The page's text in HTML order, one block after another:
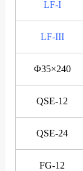
LF-I
LF-III
Φ35×240
QSE-12
QSE-24
FG-12